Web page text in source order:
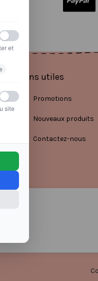
Liens utiles
Promotions
Nouveaux produits
Contactez-nous
et
site